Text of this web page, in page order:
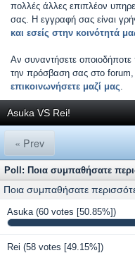
πολλές άλλες επιπλέον
σας. Η εγγραφή σας είναι
και εσείς στην κοινότητά
Αν συναντήσετε
την πρόσβαση σας στο
επικοινωνήσετε μαζί μας.
Asuka VS Rei!
« Prev
Poll: Ποια συμπαθήσατε
Ποια συμπαθήσατε
Asuka (60 votes [50.85%])
Rei (58 votes [49.15%])